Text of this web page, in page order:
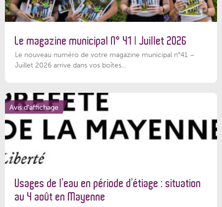
Le magazine municipal N° 41 | Juillet 2026
Le nouveau numéro de votre magazine municipal n°41 –
Juillet 2026 arrive dans vos boîtes...
Avis d'affichage
Usages de l’eau en période d’étiage : situation
au 4 août en Mayenne